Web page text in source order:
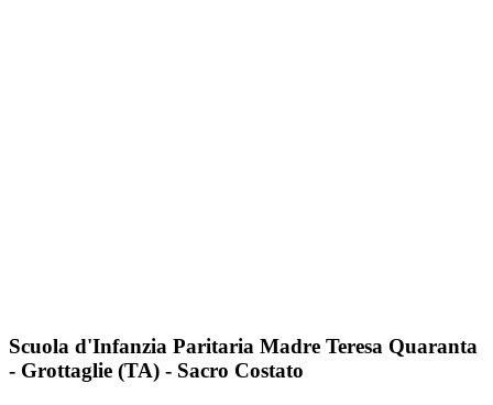
Scuola d'Infanzia Paritaria Madre Teresa Quaranta
- Grottaglie (TA) - Sacro Costato